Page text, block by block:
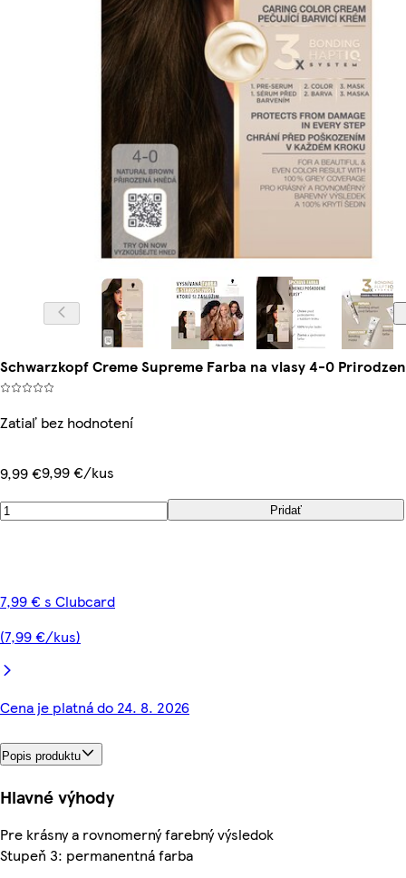
Schwarzkopf Creme Supreme Farba na vlasy 4-0
Zatiaľ bez hodnotení
9,99 €9,99 €/kus
Pridať
7,99 € s Clubcard
(7,99 €/kus)
Cena je platná do 24. 8. 2026
Popis produktu
Hlavné výhody
Pre krásny a rovnomerný farebný výsledok
Stupeň 3: permanentná farba